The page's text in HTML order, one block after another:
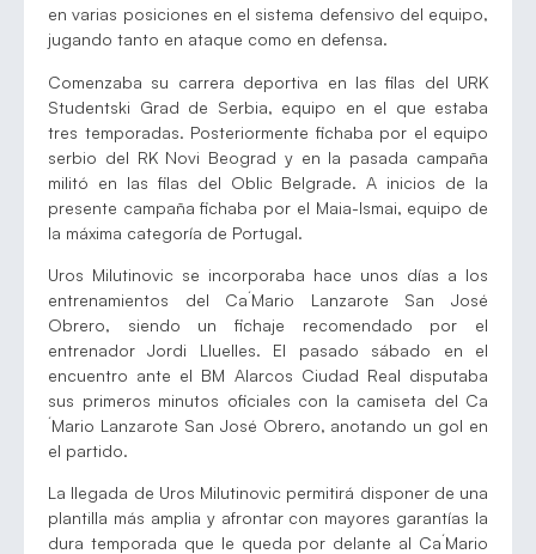
en varias posiciones en el sistema defensivo del equipo,
jugando tanto en ataque como en defensa.
Comenzaba su carrera deportiva en las filas del URK
Studentski Grad de Serbia, equipo en el que estaba
tres temporadas. Posteriormente fichaba por el equipo
serbio del RK Novi Beograd y en la pasada campaña
militó en las filas del Oblic Belgrade. A inicios de la
presente campaña fichaba por el Maia-Ismai, equipo de
la máxima categoría de Portugal.
Uros Milutinovic se incorporaba hace unos días a los
entrenamientos del Ca´Mario Lanzarote San José
Obrero, siendo un fichaje recomendado por el
entrenador Jordi Lluelles. El pasado sábado en el
encuentro ante el BM Alarcos Ciudad Real disputaba
sus primeros minutos oficiales con la camiseta del Ca
´Mario Lanzarote San José Obrero, anotando un gol en
el partido.
La llegada de Uros Milutinovic permitirá disponer de una
plantilla más amplia y afrontar con mayores garantías la
dura temporada que le queda por delante al Ca´Mario